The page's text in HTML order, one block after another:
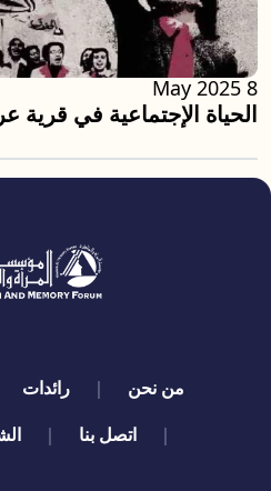
الحياة الإجتماعية في قرية
8 May 2025
quick links
من نحن رائدات
اتصل بنا